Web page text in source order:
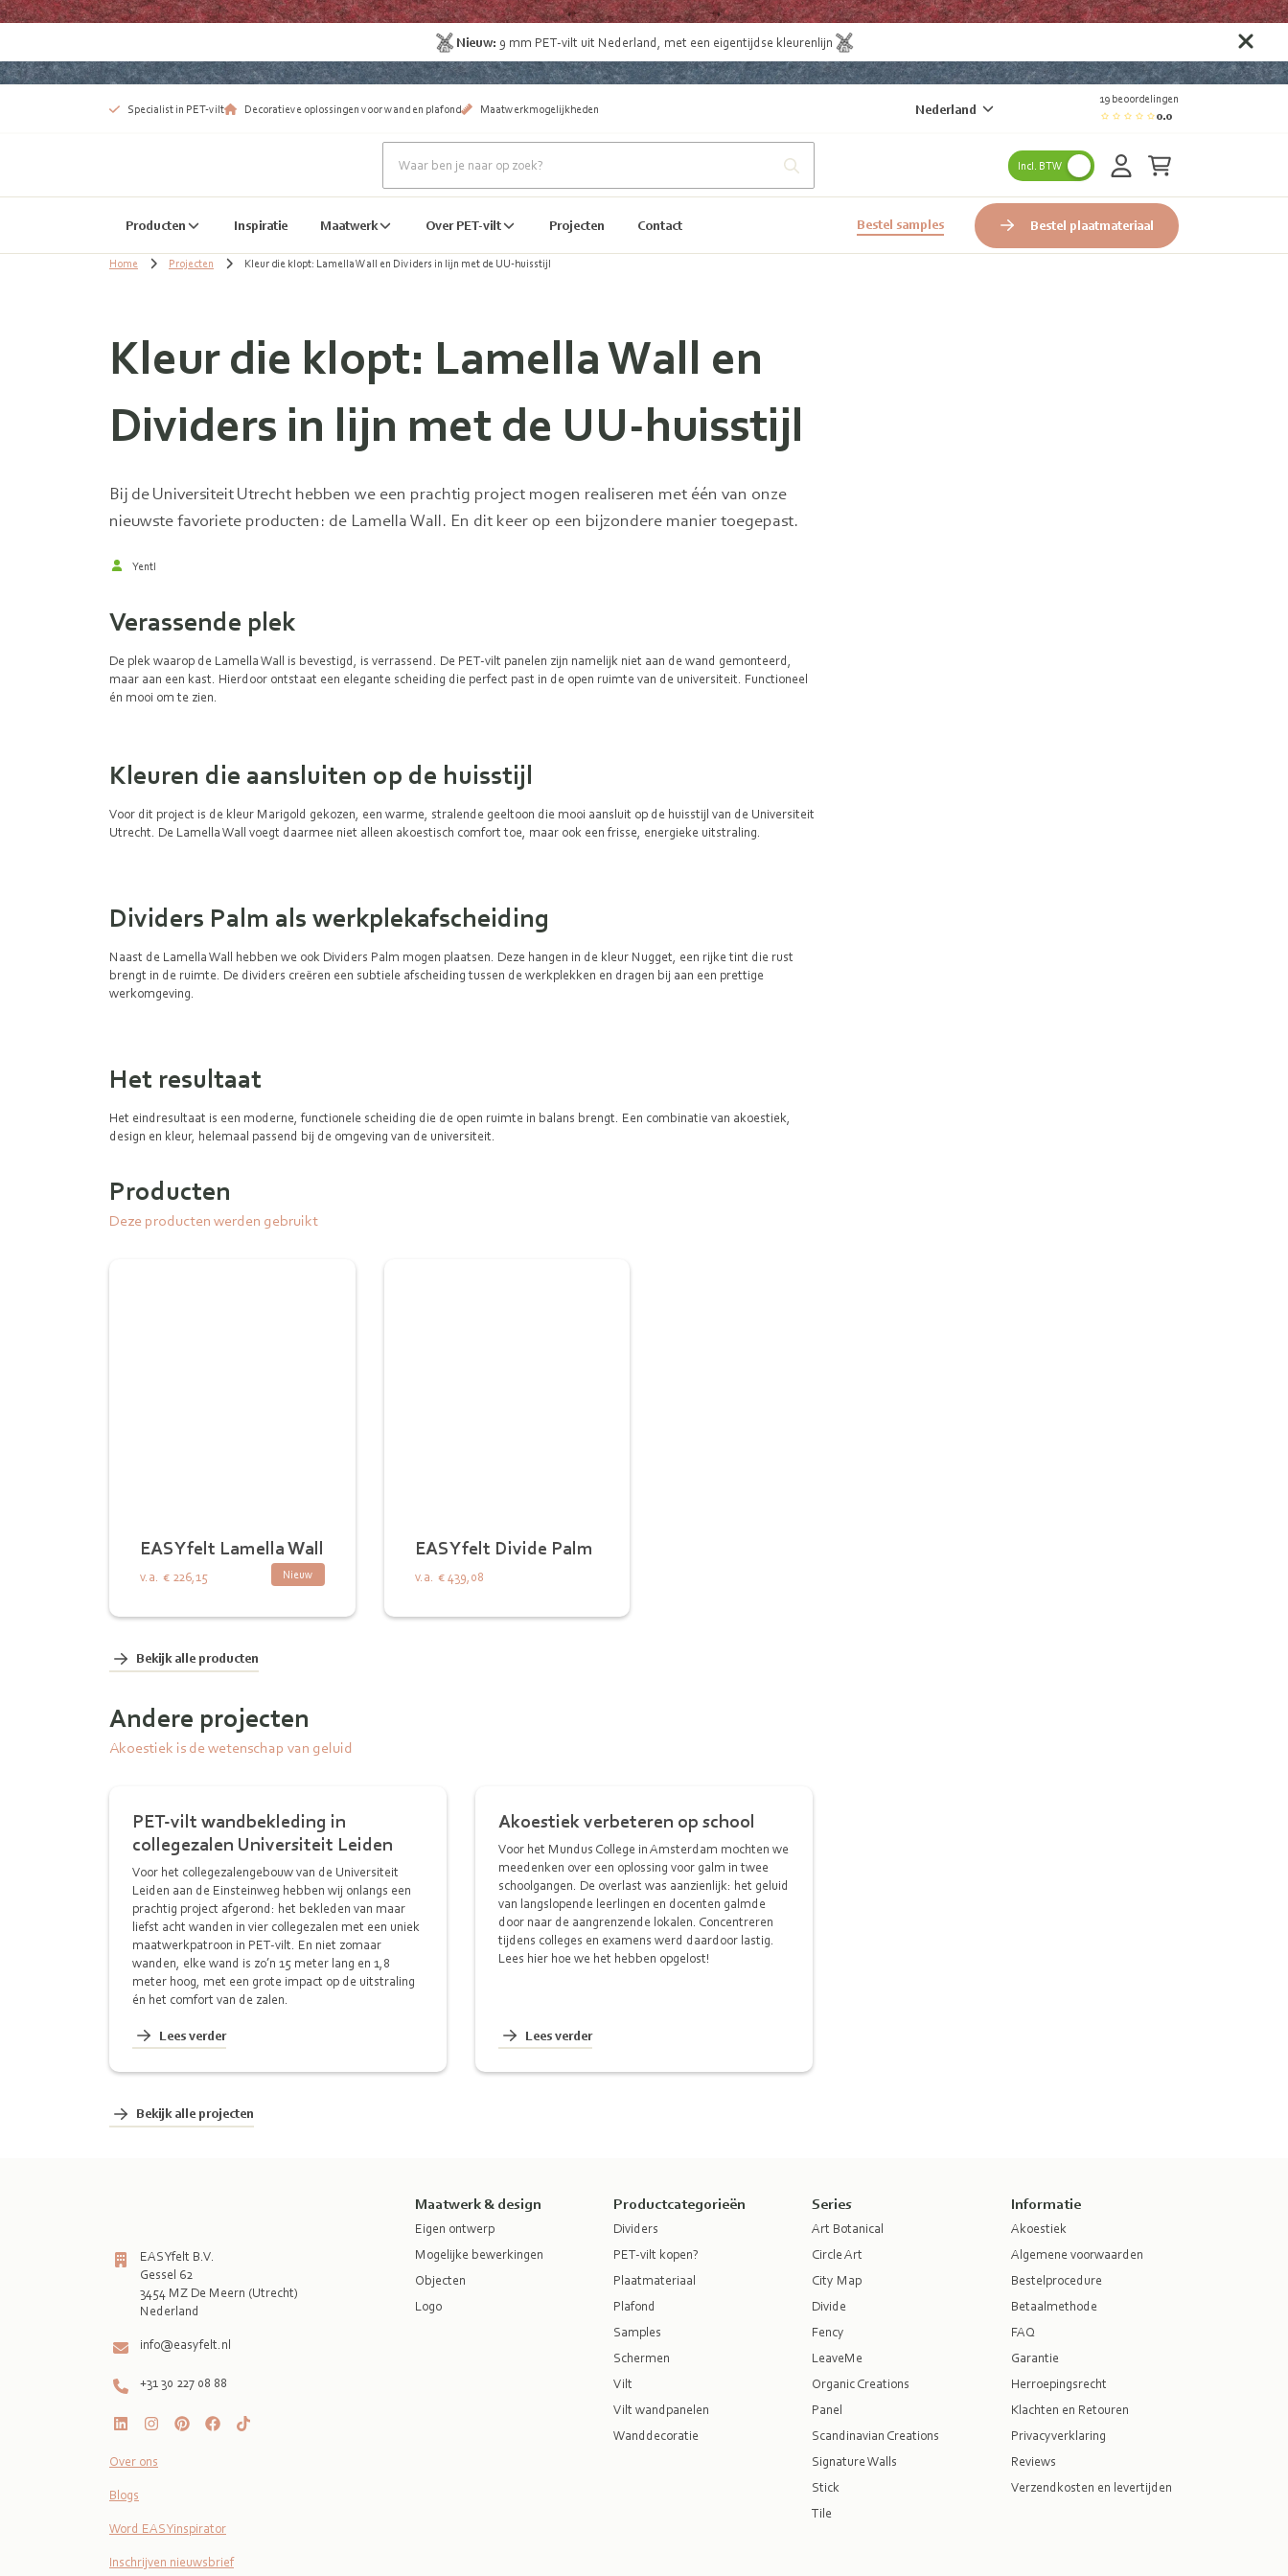
Nieuw: 9 mm PET-vilt uit Nederland , met een eigentijdse kleurenlijn
Specialist in PET-vilt Decoratieve oplossingen voor wand en plafond Maatwerkmogelijkheden Nederland
19 beoordelingen
0.0
Incl. BTW
Producten Inspiratie Maatwerk Over PET-vilt Projecten Contact Bestel samples Bestel plaatmateriaal
Home Projecten Kleur die klopt: Lamella Wall en Dividers in lijn met de UU‑huisstijl
Kleur die klopt: Lamella Wall en
Dividers in lijn met de UU‑huisstijl
Bij de Universiteit Utrecht hebben we een prachtig project mogen realiseren met één van onze
nieuwste favoriete producten: de Lamella Wall. En dit keer op een bijzondere manier toegepast.
Yentl
Verassende plek
De plek waarop de Lamella Wall is bevestigd, is verrassend. De PET-vilt panelen zijn namelijk niet aan de wand gemonteerd,
maar aan een kast. Hierdoor ontstaat een elegante scheiding die perfect past in de open ruimte van de universiteit. Functioneel
én mooi om te zien.
Kleuren die aansluiten op de huisstijl
Voor dit project is de kleur Marigold gekozen, een warme, stralende geeltoon die mooi aansluit op de huisstijl van de Universiteit
Utrecht. De Lamella Wall voegt daarmee niet alleen akoestisch comfort toe, maar ook een frisse, energieke uitstraling.
Dividers Palm als werkplekafscheiding
Naast de Lamella Wall hebben we ook Dividers Palm mogen plaatsen. Deze hangen in de kleur Nugget, een rijke tint die rust
brengt in de ruimte. De dividers creëren een subtiele afscheiding tussen de werkplekken en dragen bij aan een prettige
werkomgeving.
Het resultaat
Het eindresultaat is een moderne, functionele scheiding die de open ruimte in balans brengt. Een combinatie van akoestiek,
design en kleur, helemaal passend bij de omgeving van de universiteit.
Producten
Deze producten werden gebruikt
EASYfelt Lamella Wall
Nieuw
v.a. € 226,15
EASYfelt Divide Palm
v.a. € 439,08
Bekijk alle producten
Andere projecten
Akoestiek is de wetenschap van geluid
PET-vilt wandbekleding in
collegezalen Universiteit Leiden
Voor het collegezalengebouw van de Universiteit
Leiden aan de Einsteinweg hebben wij onlangs een
prachtig project afgerond: het bekleden van maar
liefst acht wanden in vier collegezalen met een uniek
maatwerkpatroon in PET-vilt. En niet zomaar
wanden, elke wand is zo’n 15 meter lang en 1,8
meter hoog, met een grote impact op de uitstraling
én het comfort van de zalen.
Lees verder
Akoestiek verbeteren op school
Voor het Mundus College in Amsterdam mochten we
meedenken over een oplossing voor galm in twee
schoolgangen. De overlast was aanzienlijk: het geluid
van langslopende leerlingen en docenten galmde
door naar de aangrenzende lokalen. Concentreren
tijdens colleges en examens werd daardoor lastig.
Lees hier hoe we het hebben opgelost!
Lees verder
Bekijk alle projecten
EASYfelt B.V.
Gessel 62
3454 MZ De Meern (Utrecht)
Nederland
info@easyfelt.nl
+31 30 227 08 88
Over ons
Blogs
Word EASYinspirator
Inschrijven nieuwsbrief
Maatwerk & design
Eigen ontwerp
Mogelijke bewerkingen
Objecten
Logo
Productcategorieën
Dividers
PET-vilt kopen?
Plaatmateriaal
Plafond
Samples
Schermen
Vilt
Vilt wandpanelen
Wanddecoratie
Series
Art Botanical
Circle Art
City Map
Divide
Fency
LeaveMe
Organic Creations
Panel
Scandinavian Creations
Signature Walls
Stick
Tile
Informatie
Akoestiek
Algemene voorwaarden
Bestelprocedure
Betaalmethode
FAQ
Garantie
Herroepingsrecht
Klachten en Retouren
Privacyverklaring
Reviews
Verzendkosten en levertijden